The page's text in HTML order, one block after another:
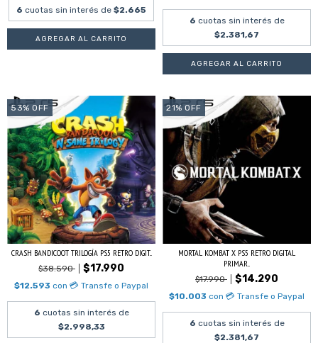
6 cuotas sin interés de $2.665
6 cuotas sin interés de
$2.381,67
53% OFF
CRASH BANDICOOT TRILOGÍA PS5 RETRO DIGIT...
$38.590 $17.990
$12.593 con 💳 Transfe o Paypal
6 cuotas sin interés de
$2.998,33
21% OFF
MORTAL KOMBAT X PS5 RETRO DIGITAL
PRIMAR...
$17.990 $14.290
$10.003 con 💳 Transfe o Paypal
6 cuotas sin interés de
$2.381,67